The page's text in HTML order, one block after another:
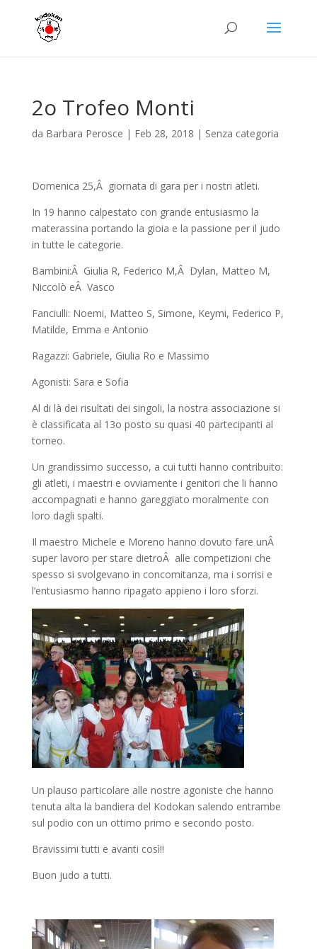
2o Trofeo Monti
da Barbara Perosce | Feb 28, 2018 | Senza categoria
Domenica 25,Â giornata di gara per i nostri atleti.
In 19 hanno calpestato con grande entusiasmo la
materassina portando la gioia e la passione per il judo
in tutte le categorie.
Bambini:Â Giulia R, Federico M,Â Dylan, Matteo M,
Niccolò eÂ Vasco
Fanciulli: Noemi, Matteo S, Simone, Keymi, Federico P,
Matilde, Emma e Antonio
Ragazzi: Gabriele, Giulia Ro e Massimo
Agonisti: Sara e Sofia
Al di là dei risultati dei singoli, la nostra associazione si
è classificata al 13o posto su quasi 40 partecipanti al
torneo.
Un grandissimo successo, a cui tutti hanno contribuito:
gli atleti, i maestri e ovviamente i genitori che li hanno
accompagnati e hanno gareggiato moralmente con
loro dagli spalti.
Il maestro Michele e Moreno hanno dovuto fare unÂ
super lavoro per stare dietroÂ alle competizioni che
spesso si svolgevano in concomitanza, ma i sorrisi e
l’entusiasmo hanno ripagato appieno i loro sforzi.
Un plauso particolare alle nostre agoniste che hanno
tenuta alta la bandiera del Kodokan salendo entrambe
sul podio con un ottimo primo e secondo posto.
Bravissimi tutti e avanti così!!
Buon judo a tutti.